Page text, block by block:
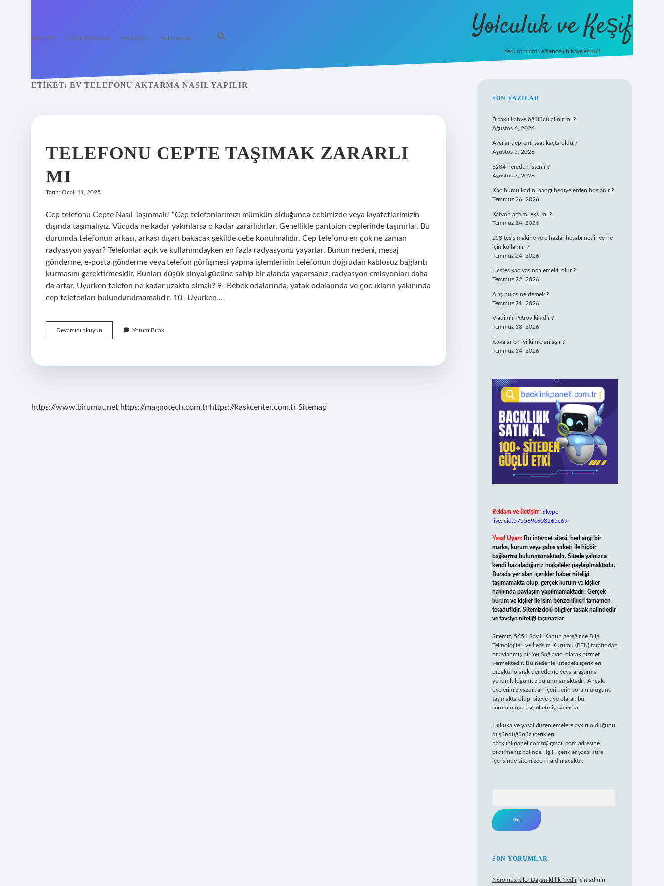
Anasayfa Gizlilik Politikası Yasal Uyarı Hakkımızda Yolculuk ve Keşif
Yeni rotalarda eğlenceli hikayeler bul!
ETIKET: EV TELEFONU AKTARMA NASIL YAPILIR
TELEFONU CEPTE TAŞIMAK ZARARLI
MI
Tarih: Ocak 19, 2025
Cep telefonu Cepte Nasıl Taşınmalı? “Cep telefonlarımızı mümkün olduğunca cebimizde veya kıyafetlerimizin
dışında taşımalıyız. Vücuda ne kadar yakınlarsa o kadar zararlıdırlar. Genellikle pantolon ceplerinde taşınırlar. Bu
durumda telefonun arkası, arkası dışarı bakacak şekilde cebe konulmalıdır. Cep telefonu en çok ne zaman
radyasyon yayar? Telefonlar açık ve kullanımdayken en fazla radyasyonu yayarlar. Bunun nedeni, mesaj
gönderme, e-posta gönderme veya telefon görüşmesi yapma işlemlerinin telefonun doğrudan kablosuz bağlantı
kurmasını gerektirmesidir. Bunları düşük sinyal gücüne sahip bir alanda yaparsanız, radyasyon emisyonları daha
da artar. Uyurken telefon ne kadar uzakta olmalı? 9- Bebek odalarında, yatak odalarında ve çocukların yakınında
cep telefonları bulundurulmamalıdır. 10- Uyurken…
Devamını okuyun Telefonu
Cepte
Mı
Yorum Bırak
https://www.birumut.net https://magnotech.com.tr https://kaskcenter.com.tr Sitemap
SIDEBAR
SON YAZILAR
Bıçaklı kahve öğütücü alınır mı ?
Ağustos 6, 2026
Avcılar depremi saat kaçta oldu ?
Ağustos 5, 2026
6284 nereden istenir ?
Ağustos 3, 2026
Koç burcu kadını hangi hediyelerden hoşlanır ?
Temmuz 26, 2026
Katyon artı mı eksi mi ?
Temmuz 24, 2026
253 tesis makine ve cihazlar hesabı nedir ve ne
için kullanılır ?
Temmuz 24, 2026
Hostes kaç yaşında emekli olur ?
Temmuz 22, 2026
Alaş bulaş ne demek ?
Temmuz 21, 2026
Vladimir Petrov kimdir ?
Temmuz 18, 2026
Kovalar en iyi kimle anlaşır ?
Temmuz 14, 2026
Reklam ve İletişim: Skype:
live:.cid.575569c608265c69
Yasal Uyarı: Bu internet sitesi, herhangi bir
marka, kurum veya şahıs şirketi ile hiçbir
bağlantısı bulunmamaktadır. Sitede yalnızca
kendi hazırladığımız makaleler paylaşılmaktadır.
Burada yer alan içerikler haber niteliği
taşımamakta olup, gerçek kurum ve kişiler
hakkında paylaşım yapılmamaktadır. Gerçek
kurum ve kişiler ile isim benzerlikleri tamamen
tesadüfidir. Sitemizdeki bilgiler taslak halindedir
ve tavsiye niteliği taşımazlar.
Sitemiz, 5651 Sayılı Kanun gereğince Bilgi
Teknolojileri ve İletişim Kurumu (BTK) tarafından
onaylanmış bir Yer Sağlayıcı olarak hizmet
vermektedir. Bu nedenle, sitedeki içerikleri
proaktif olarak denetleme veya araştırma
yükümlülüğümüz bulunmamaktadır. Ancak,
üyelerimiz yazdıkları içeriklerin sorumluluğunu
taşımakta olup, siteye üye olarak bu
sorumluluğu kabul etmiş sayılırlar.
Hukuka ve yasal düzenlemelere aykırı olduğunu
düşündüğünüz içerikleri,
backlinkpanelicomtr@gmail.com adresine
bildirmeniz halinde, ilgili içerikler yasal süre
içerisinde sitemizden kaldırılacaktır.
SON YORUMLAR
Nöromüsküler Dayanıklılık Nediriçin admin